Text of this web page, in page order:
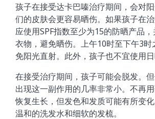
孩子在接受达卡巴嗪治疗期间，会对
们的皮肤会更容易晒伤。如果孩子在
应使用SPF指数至少为15的防晒产品
衣物，避免晒伤。上午10时至下午3时
免阳光直射。此外，孩子也不宜使用日
在接受治疗期间，孩子可能会脱发。
出现这一副作用的几率非常小。不再
恢复生长，但发色和发质可能有所变
温和的洗发水和细软的发梳。